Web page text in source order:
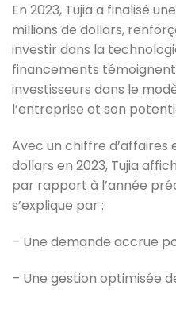
En 2023, Tujia a finalisé
millions de dollars,
investir dans la
financements
investisseurs dans le
l’entreprise et son
Avec un chiffre d’affaires
dollars en 2023, Tujia
par rapport à l’année
s’explique par :
– Une demande accrue
– Une gestion optimisée